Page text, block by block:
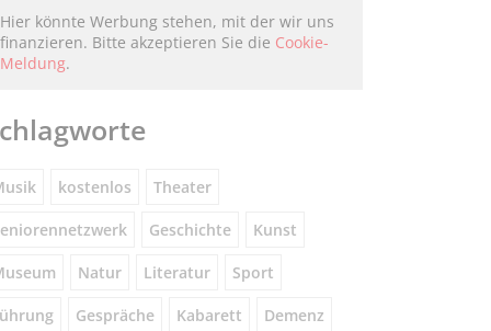
Hier könnte Werbung stehen, mit der wir uns
finanzieren. Bitte akzeptieren Sie die Cookie-
Meldung.
kostenlos Theater
Geschichte Kunst
Natur Literatur Sport
Gespräche Kabarett Demenz